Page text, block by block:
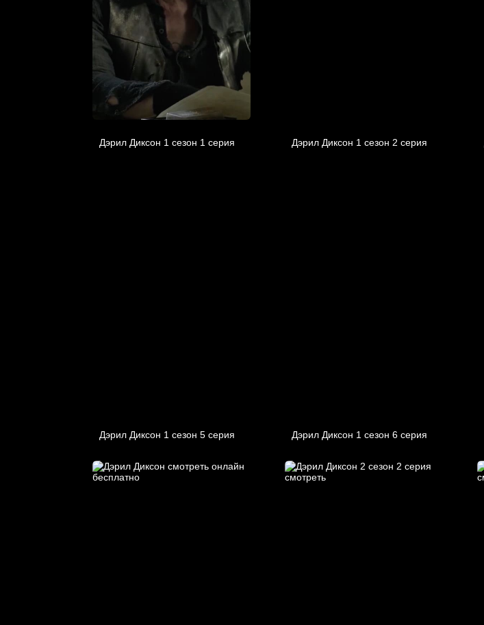
Дэрил Диксон 1 сезон 1 серия Дэрил Диксон 1 сезон 2 серия
Дэрил Диксон 1 сезон 5 серия Дэрил Диксон 1 сезон 6 серия